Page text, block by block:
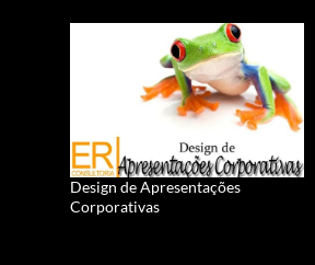
Design de Apresentações
Corporativas